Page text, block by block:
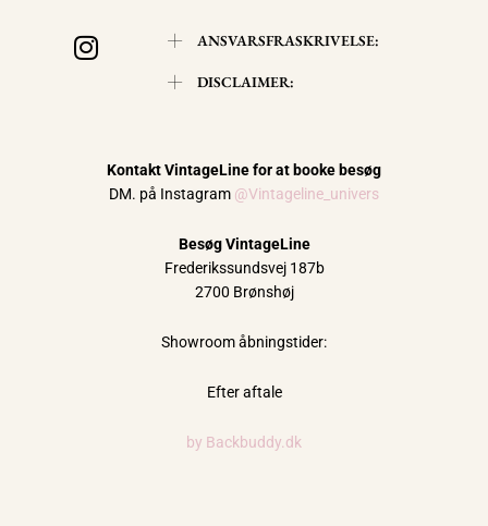
I
n
ANSVARSFRASKRIVELSE:
DISCLAIMER:
Kontakt VintageLine for at booke besøg
DM. på Instagram @Vintageline_univers
Besøg VintageLine
Frederikssundsvej 187b
2700 Brønshøj
Showroom åbningstider:
Efter aftale
by Backbuddy.dk